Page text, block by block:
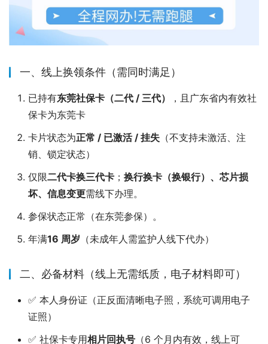
一、线上换领条件（需同时满足）
已持有东莞社保卡（二代 / 三代）
，且广东省内有效社
保卡为东莞卡
卡片状态为正常 / 已激活 / 挂失 （不支持未激活、注
销、锁定状态）
仅限二代卡换三代卡 ； 换行换卡（换银行）、芯片损
坏、信息变更需线下办理。
参保状态正常（在东莞参保）。
年满16 周岁 （未成年人需监护人线下代办）
二、必备材料（线上无需纸质，电子材料即可）
✅ 本人身份证（正反面清晰电子照，系统可调用电子
证照）
✅ 社保卡专用相片回执号 （6 个月内有效，线上可